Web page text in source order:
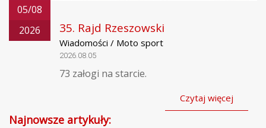
05/08
2026
35. Rajd Rzeszowski
Wiadomości / Moto sport
2026.08.05
73 załogi na starcie.
Czytaj więcej
Najnowsze artykuły: